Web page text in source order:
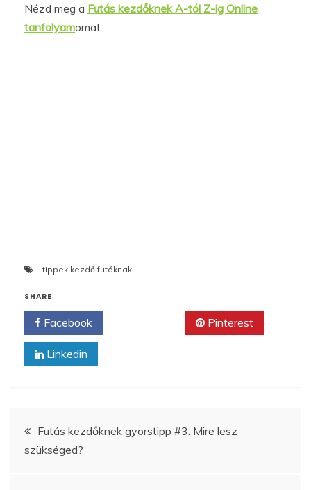
Nézd meg a Futás kezdőknek A-tól Z-ig Online
tanfolyamomat.
tippek kezdő futóknak
SHARE
Facebook Pinterest
Linkedin
Bejegyzés
navigáció
Futás kezdőknek gyorstipp #3: Mire lesz
szükséged?